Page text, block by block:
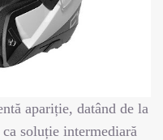
apariție, datând de la
soluție intermediară